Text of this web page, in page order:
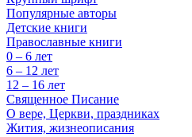
Популярные авторы
Детские книги
Православные книги
0 – 6 лет
6 – 12 лет
12 – 16 лет
Священное Писание
О вере, Церкви, праздниках
Жития, жизнеописания